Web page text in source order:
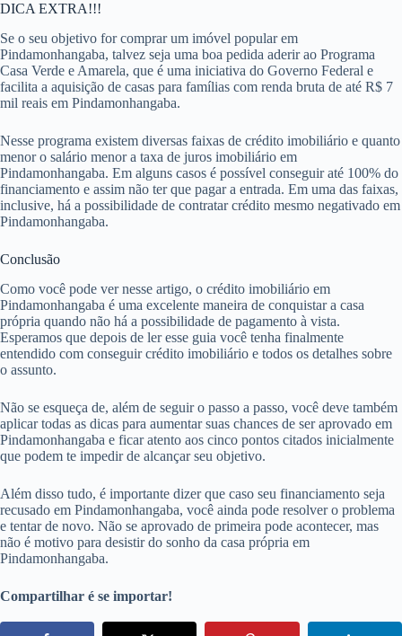
DICA EXTRA!!!
Se o seu objetivo for comprar um imóvel popular em
Pindamonhangaba, talvez seja uma boa pedida aderir ao Programa
Casa Verde e Amarela, que é uma iniciativa do Governo Federal e
facilita a aquisição de casas para famílias com renda bruta de até R$ 7
mil reais em Pindamonhangaba.
Nesse programa existem diversas faixas de crédito imobiliário e quanto
menor o salário menor a taxa de juros imobiliário em
Pindamonhangaba. Em alguns casos é possível conseguir até 100% do
financiamento e assim não ter que pagar a entrada. Em uma das faixas,
inclusive, há a possibilidade de contratar crédito mesmo negativado em
Pindamonhangaba.
Conclusão
Como você pode ver nesse artigo, o crédito imobiliário em
Pindamonhangaba é uma excelente maneira de conquistar a casa
própria quando não há a possibilidade de pagamento à vista.
Esperamos que depois de ler esse guia você tenha finalmente
entendido com conseguir crédito imobiliário e todos os detalhes sobre
o assunto.
Não se esqueça de, além de seguir o passo a passo, você deve também
aplicar todas as dicas para aumentar suas chances de ser aprovado em
Pindamonhangaba e ficar atento aos cinco pontos citados inicialmente
que podem te impedir de alcançar seu objetivo.
Além disso tudo, é importante dizer que caso seu financiamento seja
recusado em Pindamonhangaba, você ainda pode resolver o problema
e tentar de novo. Não se aprovado de primeira pode acontecer, mas
não é motivo para desistir do sonho da casa própria em
Pindamonhangaba.
Compartilhar é se importar!